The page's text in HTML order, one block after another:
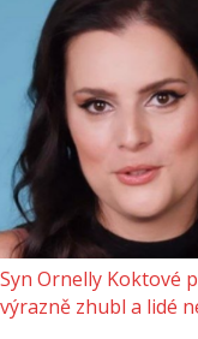
Syn Ornelly Koktové
výrazně zhubl a lidé